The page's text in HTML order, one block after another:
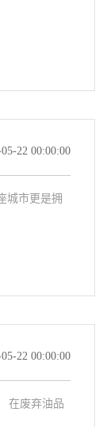
22 00:00:00
城市更是拥
22 00:00:00
在废弃油品